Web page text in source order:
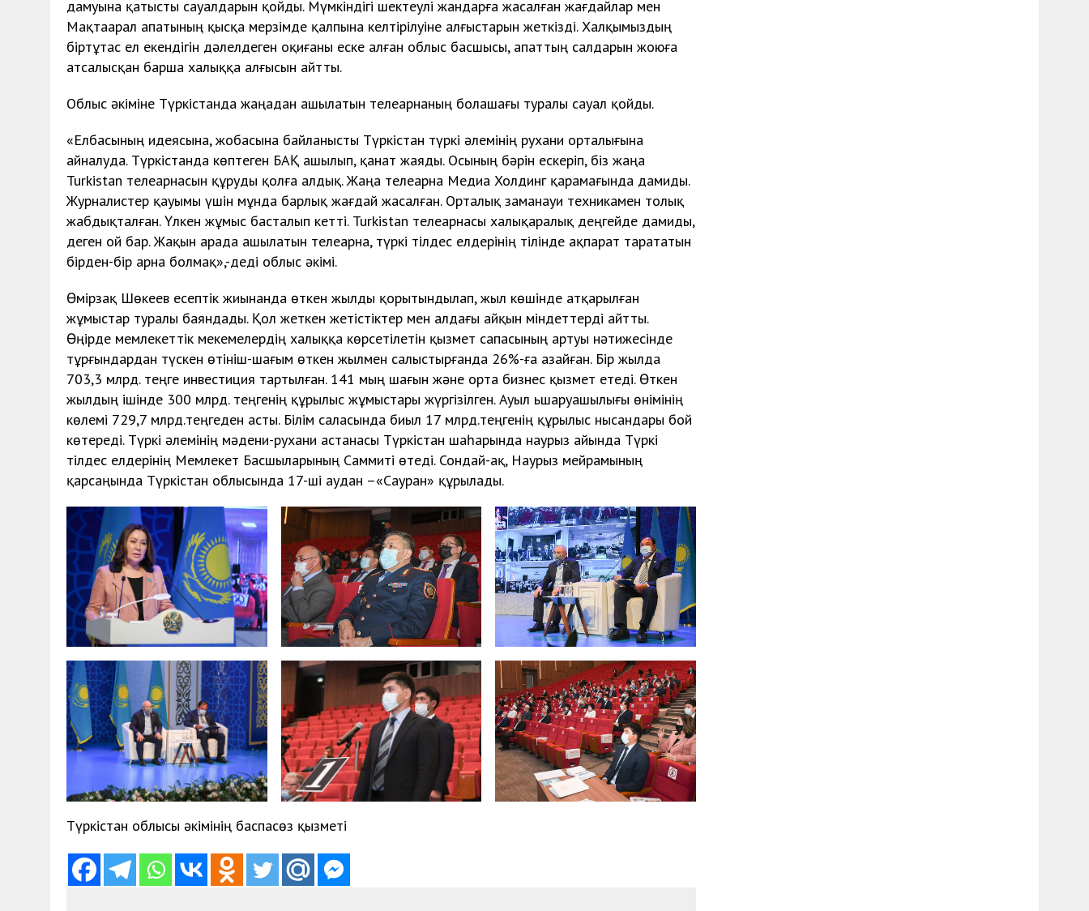
дамуына қатысты сауалдарын қойды. Мүмкіндігі шектеулі жандарға жасалған жағдайлар мен
Мақтаарал апатының қысқа мерзімде қалпына келтірілуіне алғыстарын жеткізді. Халқымыздың
біртұтас ел екендігін дәлелдеген оқиғаны еске алған облыс басшысы, апаттың салдарын жоюға
атсалысқан барша халыққа алғысын айтты.
Облыс әкіміне Түркістанда жаңадан ашылатын телеарнаның болашағы туралы сауал қойды.
«Елбасының идеясына, жобасына байланысты Түркістан түркі әлемінің рухани орталығына
айналуда. Түркістанда көптеген БАҚ ашылып, қанат жаяды. Осының бәрін ескеріп, біз жаңа
Turkistan телеарнасын құруды қолға алдық. Жаңа телеарна Медиа Холдинг қарамағында дамиды.
Журналистер қауымы үшін мұнда барлық жағдай жасалған. Орталық заманауи техникамен толық
жабдықталған. Үлкен жұмыс басталып кетті. Turkistan телеарнасы халықаралық деңгейде дамиды,
деген ой бар. Жақын арада ашылатын телеарна, түркі тілдес елдерінің тілінде ақпарат тарататын
бірден-бір арна болмақ»,-деді облыс әкімі.
Өмірзақ Шөкеев есептік жиынанда өткен жылды қорытындылап, жыл көшінде атқарылған
жұмыстар туралы баяндады. Қол жеткен жетістіктер мен алдағы айқын міндеттерді айтты.
Өңірде мемлекеттік мекемелердің халыққа көрсетілетін қызмет сапасының артуы нәтижесінде
тұрғындардан түскен өтініш-шағым өткен жылмен салыстырғанда 26%-ға азайған. Бір жылда
703,3 млрд. теңге инвестиция тартылған. 141 мың шағын және орта бизнес қызмет етеді. Өткен
жылдың ішінде 300 млрд. теңгенің құрылыс жұмыстары жүргізілген. Ауыл ьшаруашылығы өнімінің
көлемі 729,7 млрд.теңгеден асты. Білім саласында биыл 17 млрд.теңгенің құрылыс нысандары бой
көтереді. Түркі әлемінің мәдени-рухани астанасы Түркістан шаһарында наурыз айында Түркі
тілдес елдерінің Мемлекет Басшыларының Саммиті өтеді. Сондай-ақ, Наурыз мейрамының
қарсаңында Түркістан облысында 17-ші аудан –«Сауран» құрылады.
Түркістан облысы әкімінің баспасөз қызметі